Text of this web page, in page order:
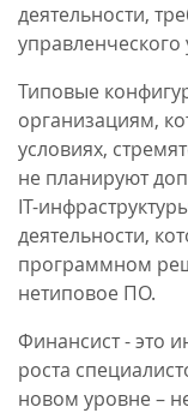
деятельности,
управленческого
Типовые
организациям,
условиях,
не планируют
IT-
деятельности,
программном
нетиповое ПО.
Финансист - это
роста
новом уровне –